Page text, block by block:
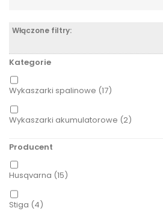
Włączone filtry:
Kategorie
Wykaszarki spalinowe (17)
Wykaszarki akumulatorowe (2)
Producent
Husqvarna (15)
Stiga (4)